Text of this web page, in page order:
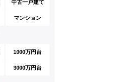
中古一戸建て
マンション
1000万円台
3000万円台